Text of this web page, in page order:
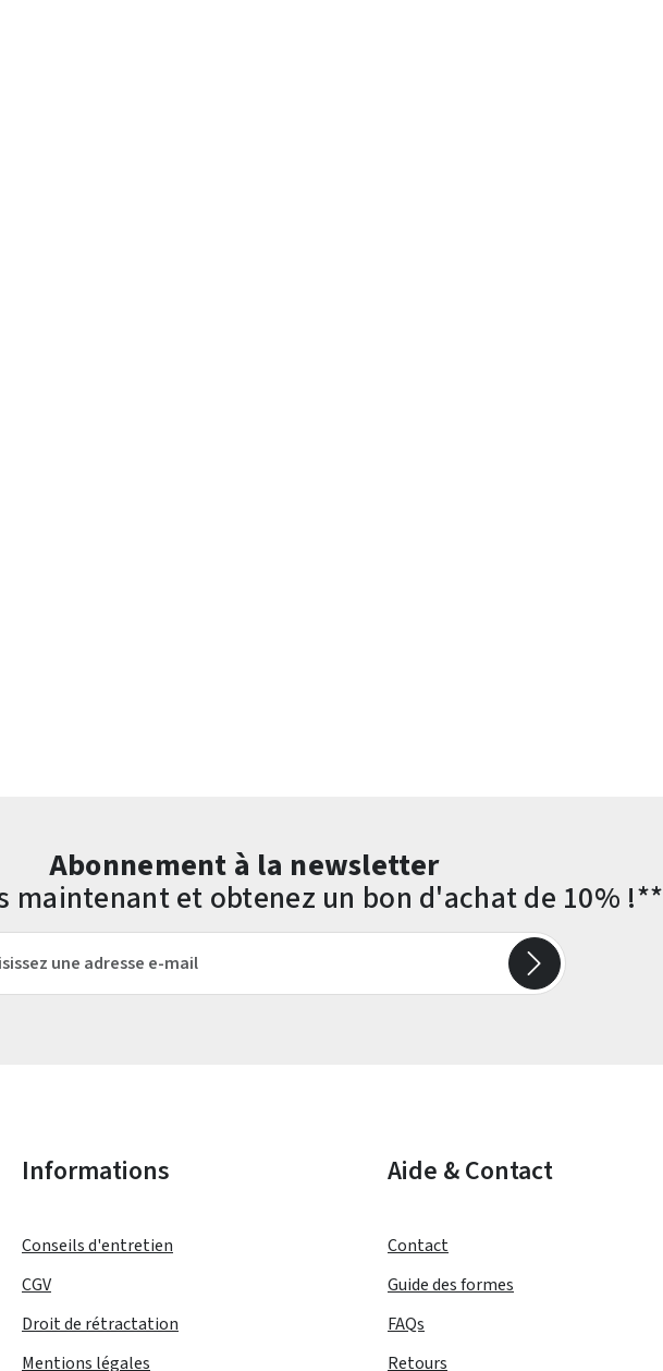
Abonnement à la newsletter
maintenant et obtenez un bon d'achat de 10% !**
Informations
Conseils d'entretien
CGV
Droit de rétractation
Mentions légales
Aide & Contact
Contact
Guide des formes
FAQs
Retours